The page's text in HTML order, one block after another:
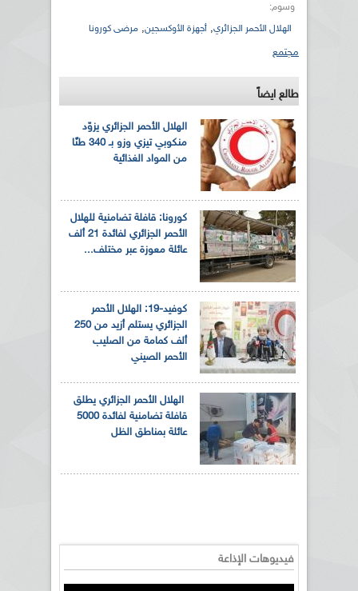
وسوم:
الهلال الأحمر الجزائري, أجهزة الأوكسجين, مرضى كورونا
مجتمع
طالع ايضاً
الهلال الأحمر الجزائري يزوّد
منكوبي تيزي وزو بـ 340 طنًا
من المواد الغذائية
كورونا: قافلة تضامنية للهلال
الأحمر الجزائري لفائدة 21 ألف
عائلة معوزة عبر مختلف...
كوفيد-19: الهلال الأحمر
الجزائري يستلم أزيد من 250
ألف كمامة من الصليب
الأحمر الصيني
الهلال الأحمر الجزائري يطلق
قافلة تضامنية لفائدة 5000
عائلة بمناطق الظل
فيديوهات الإذاعة